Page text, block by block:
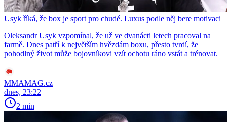
Usyk říká, že box je sport pro chudé. Luxus podle něj bere motivaci
Oleksandr Usyk vzpomínal, že už ve dvanácti letech pracoval na
farmě. Dnes patří k největším hvězdám boxu, přesto tvrdí, že
pohodlný život může bojovníkovi vzít ochotu ráno vstát a trénovat.
MMAMAG.cz
dnes, 23:22
2 min